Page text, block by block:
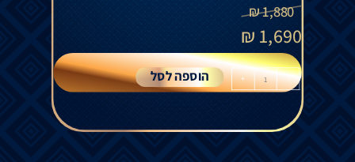
1,880
₪
1,690
₪
-
+ הוספה לסל